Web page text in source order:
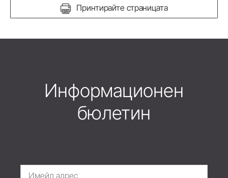
Принтирайте страницата
Информационен
бюлетин